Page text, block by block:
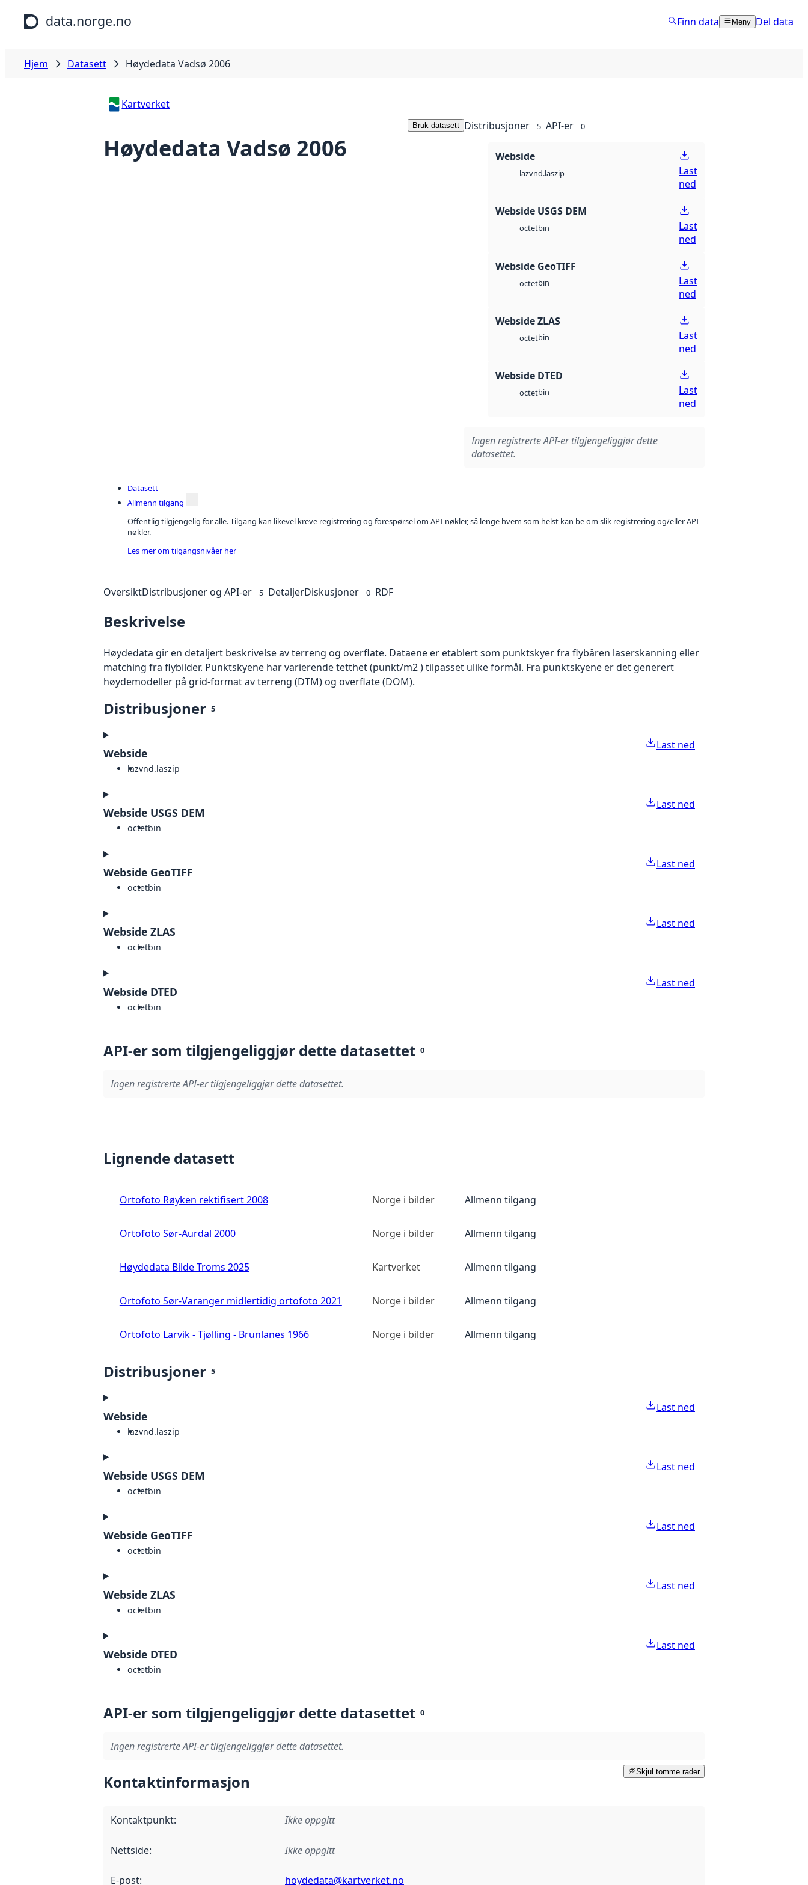
Hopp til hovedinnhold
data.norge.no Finn data Meny Del data
Hjem Datasett Høydedata Vadsø 2006
Kartverket
Høydedata Vadsø 2006
Bruk datasett Distribusjoner 5 API-er 0
Webside
lazvnd.laszip
Last
ned
Webside USGS DEM
octetbin
Last
ned
Webside GeoTIFF
octetbin
Last
ned
Webside ZLAS
octetbin
Last
ned
Webside DTED
octetbin
Last
ned
Ingen registrerte API-er tilgjengeliggjør dette
datasettet.
Datasett
Allmenn tilgang
Offentlig tilgjengelig for alle. Tilgang kan likevel kreve registrering og forespørsel om API-nøkler, så lenge hvem som helst kan be om slik registrering og/eller API-
nøkler.
Les mer om tilgangsnivåer her
OversiktDistribusjoner og API-er 5 DetaljerDiskusjoner 0 RDF
Beskrivelse
Høydedata gir en detaljert beskrivelse av terreng og overflate. Dataene er etablert som punktskyer fra flybåren laserskanning eller
matching fra flybilder. Punktskyene har varierende tetthet (punkt/m2 ) tilpasset ulike formål. Fra punktskyene er det generert
høydemodeller på grid-format av terreng (DTM) og overflate (DOM).
Distribusjoner 5
Webside
lazvnd.laszip
Last ned
Webside USGS DEM
octetbin
Last ned
Webside GeoTIFF
octetbin
Last ned
Webside ZLAS
octetbin
Last ned
Webside DTED
octetbin
Last ned
API-er som tilgjengeliggjør dette datasettet 0
Ingen registrerte API-er tilgjengeliggjør dette datasettet.
Lignende datasett
Ortofoto Røyken rektifisert 2008 Norge i bilder Allmenn tilgang
Ortofoto Sør-Aurdal 2000 Norge i bilder Allmenn tilgang
Høydedata Bilde Troms 2025 Kartverket Allmenn tilgang
Ortofoto Sør-Varanger midlertidig ortofoto 2021 Norge i bilder Allmenn tilgang
Ortofoto Larvik - Tjølling - Brunlanes 1966 Norge i bilder Allmenn tilgang
Distribusjoner 5
Webside
lazvnd.laszip
Last ned
Webside USGS DEM
octetbin
Last ned
Webside GeoTIFF
octetbin
Last ned
Webside ZLAS
octetbin
Last ned
Webside DTED
octetbin
Last ned
API-er som tilgjengeliggjør dette datasettet 0
Ingen registrerte API-er tilgjengeliggjør dette datasettet.
Skjul tomme rader
Kontaktinformasjon
Kontaktpunkt: Ikke oppgitt
Nettside: Ikke oppgitt
E-post: hoydedata@kartverket.no